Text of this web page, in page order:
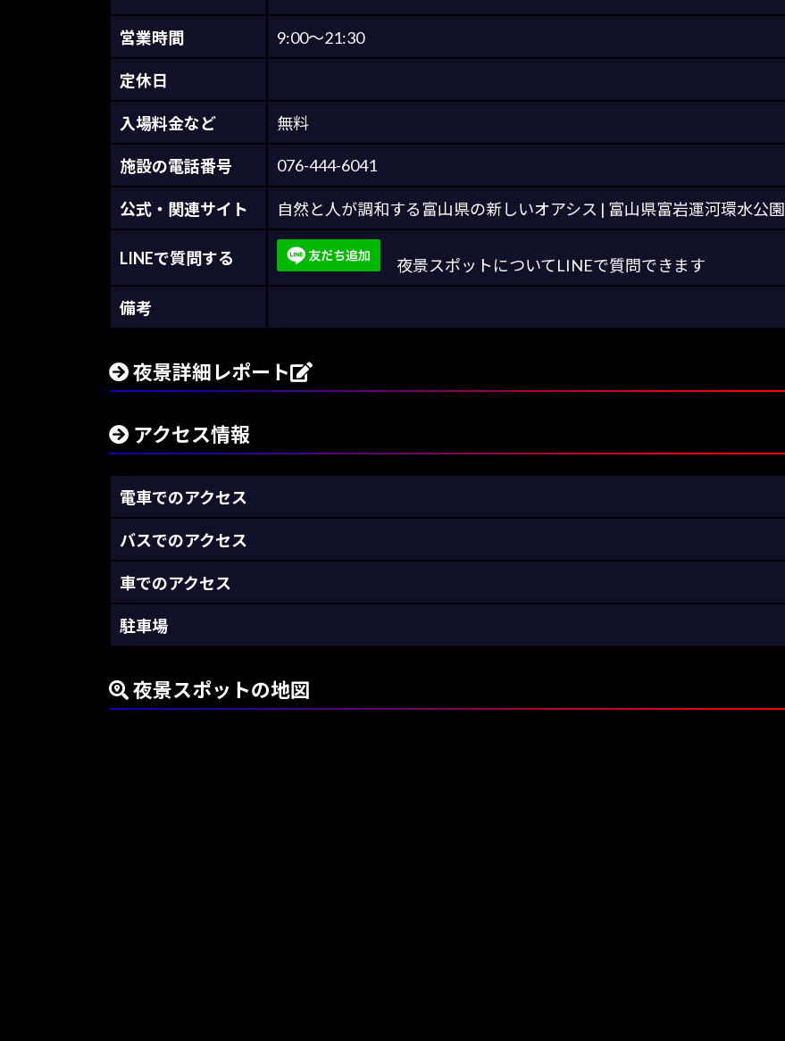
営業時間 9:00～21:30
定休日
入場料金など 無料
施設の電話番号 076-444-6041
公式・関連サイト 自然と人が調和する富山県の新しいオアシス | 富山県富岩運河環水公園
LINEで質問する 夜景スポットについてLINEで質問できます
備考
夜景詳細レポート
アクセス情報
電車でのアクセス
バスでのアクセス
車でのアクセス
駐車場
夜景スポットの地図